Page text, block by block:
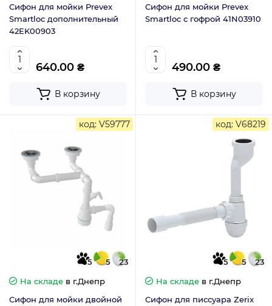
Сифон для мойки Prevex
Smartloc дополнительный
42EK00903
640.00 ₴
В корзину
Сифон для мойки Prevex
Smartloc с гофрой 41N03910
490.00 ₴
В корзину
код: V59777
5 5
23
На складе в г.Днепр
Сифон для мойки двойной
код: V68219
5 5
23
На складе в г.Днепр
Сифон для писсуара Zerix